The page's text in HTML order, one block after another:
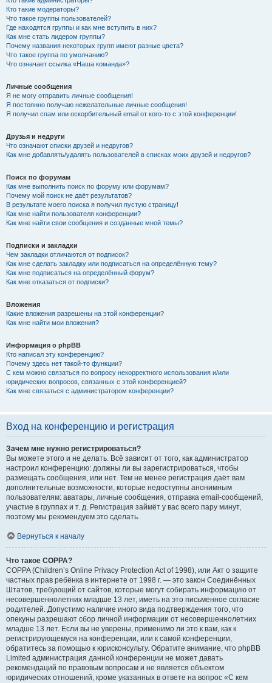
Кто такие модераторы?
Что такое группы пользователей?
Где находятся группы и как мне вступить в них?
Как мне стать лидером группы?
Почему названия некоторых групп имеют разные цвета?
Что такое группа по умолчанию?
Что означает ссылка «Наша команда»?
Личные сообщения
Я не могу отправить личные сообщения!
Я постоянно получаю нежелательные личные сообщения!
Я получил спам или оскорбительный email от кого-то с этой конференции!
Друзья и недруги
Что означают списки друзей и недругов?
Как мне добавлять/удалять пользователей в списках моих друзей и недругов?
Поиск по форумам
Как мне выполнить поиск по форуму или форумам?
Почему мой поиск не даёт результатов?
В результате моего поиска я получил пустую страницу!
Как мне найти пользователя конференции?
Как мне найти свои сообщения и созданные мной темы?
Подписки и закладки
Чем закладки отличаются от подписок?
Как мне сделать закладку или подписаться на определённую тему?
Как мне подписаться на определённый форум?
Как мне отказаться от подписки?
Вложения
Какие вложения разрешены на этой конференции?
Как мне найти мои вложения?
Информация о phpBB
Кто написал эту конференцию?
Почему здесь нет такой-то функции?
С кем можно связаться по вопросу некорректного использования и/или
юридических вопросов, связанных с этой конференцией?
Как мне связаться с администратором конференции?
Вход на конференцию и регистрация
Зачем мне нужно регистрироваться?
Вы можете этого и не делать. Всё зависит от того, как администратор
настроил конференцию: должны ли вы зарегистрироваться, чтобы
размещать сообщения, или нет. Тем не менее регистрация даёт вам
дополнительные возможности, которые недоступны анонимным
пользователям: аватары, личные сообщения, отправка email-сообщений,
участие в группах и т. д. Регистрация займёт у вас всего пару минут,
поэтому мы рекомендуем это сделать.
Вернуться к началу
Что такое COPPA?
COPPA (Children’s Online Privacy Protection Act of 1998), или Акт о защите
частных прав ребёнка в интернете от 1998 г. — это закон Соединённых
Штатов, требующий от сайтов, которые могут собирать информацию от
несовершеннолетних младше 13 лет, иметь на это письменное согласие
родителей. Допустимо наличие иного вида подтверждения того, что
опекуны разрешают сбор личной информации от несовершеннолетних
младше 13 лет. Если вы не уверены, применимо ли это к вам, как к
регистрирующемуся на конференции, или к самой конференции,
обратитесь за помощью к юрисконсульту. Обратите внимание, что phpBB
Limited администрация данной конференции не может давать
рекомендаций по правовым вопросам и не является объектом
юридических отношений, кроме указанных в ответе на вопрос «С кем